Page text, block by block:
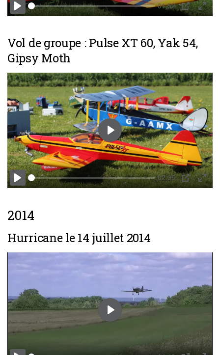
Play
01:52
PIP Enter
Vol de groupe : Pulse XT 60, Yak 54,
Gipsy Moth
Play
02:35
PIP Enter
Play
2014
Hurricane le 14 juillet 2014
Play